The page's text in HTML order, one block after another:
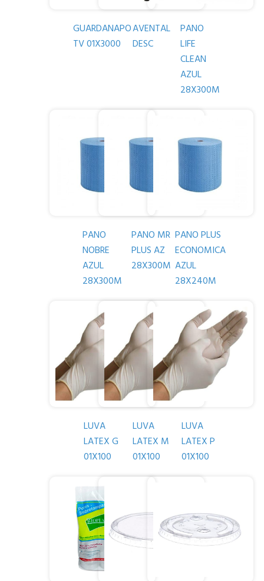
GUARDANAPO
TV 01X3000
AVENTAL
DESC
PANO
LIFE
CLEAN
AZUL
28X300M
PANO
NOBRE
AZUL
28X300M
PANO MR
PLUS AZ
28X300M
PANO PLUS
ECONOMICA
AZUL
28X240M
LUVA
LATEX G
01X100
LUVA
LATEX M
01X100
LUVA
LATEX P
01X100